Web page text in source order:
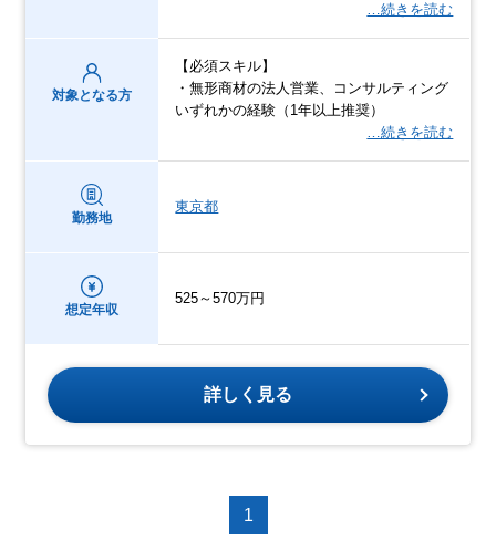
…続きを読む
対象となる方
【必須スキル】
・無形商材の法人営業、コンサルティング
いずれかの経験（1年以上推奨）
…続きを読む
勤務地
東京都
想定年収
525～570万円
詳しく見る
1